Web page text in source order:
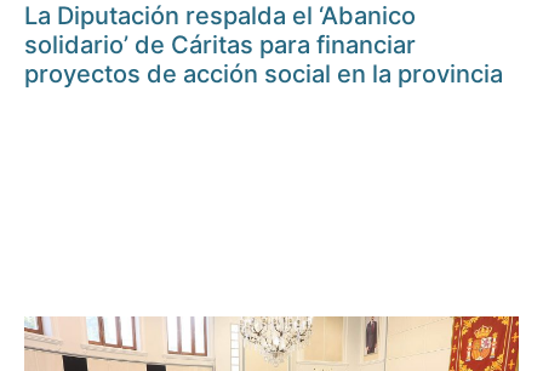
La Diputación respalda el ‘Abanico
solidario’ de Cáritas para financiar
proyectos de acción social en la provincia